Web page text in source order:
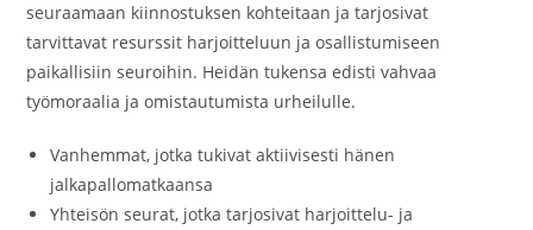
seuraamaan kiinnostuksen kohteitaan ja tarjosivat
tarvittavat resurssit harjoitteluun ja osallistumiseen
paikallisiin seuroihin. Heidän tukensa edisti vahvaa
työmoraalia ja omistautumista urheilulle.
Vanhemmat, jotka tukivat aktiivisesti hänen
jalkapallomatkaansa
Yhteisön seurat, jotka tarjosivat harjoittelu- ja